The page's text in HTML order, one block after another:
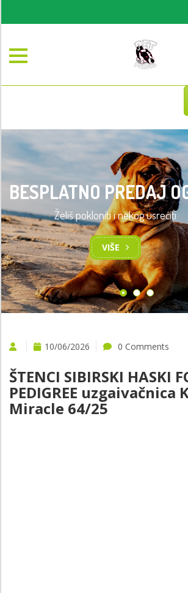
BESPLATNO PREDAJ
Želiš pokloniti i nekog usrećiti
VIŠE
10/06/2026 0 Comments
ŠTENCI SIBIRSKI HASKI
PEDIGREE uzgaivačnica
Miracle 64/25